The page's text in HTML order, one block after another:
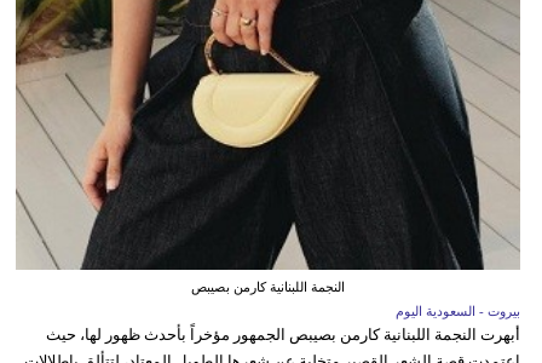
النجمة اللبنانية كارمن بصيبص
بيروت - السعودية اليوم
أبهرت النجمة اللبنانية كارمن بصيبص الجمهور مؤخراً بأحدث ظهور لها، حيث